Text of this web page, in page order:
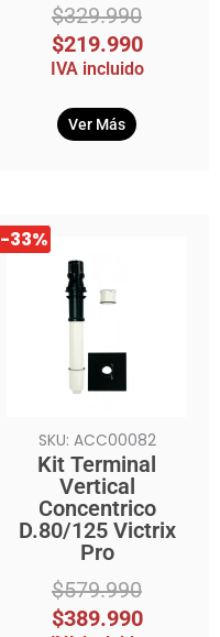
$329.990
$219.990
IVA incluido
Ver Más
-33%
SKU: ACC00082
Kit Terminal
Vertical
Concentrico
D.80/125 Victrix
Pro
$579.990
El
precio
original
$389.990
El
precio
actual